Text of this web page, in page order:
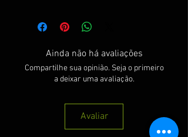
Ainda não há avaliações
Compartilhe sua opinião. Seja o primeiro
a deixar uma avaliação.
Avaliar